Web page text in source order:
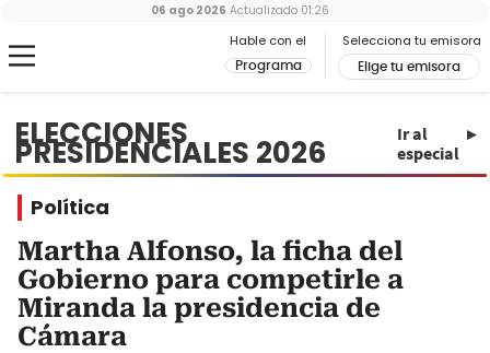
Hable con el
Programa
Selecciona tu emisora
Elige tu emisora
06 ago 2026 Actualizado 01:26
ELECCIONES
PRESIDENCIALES 2026
Ir al
especial
Política
Martha Alfonso, la ficha del
Gobierno para competirle a
Miranda la presidencia de
Cámara